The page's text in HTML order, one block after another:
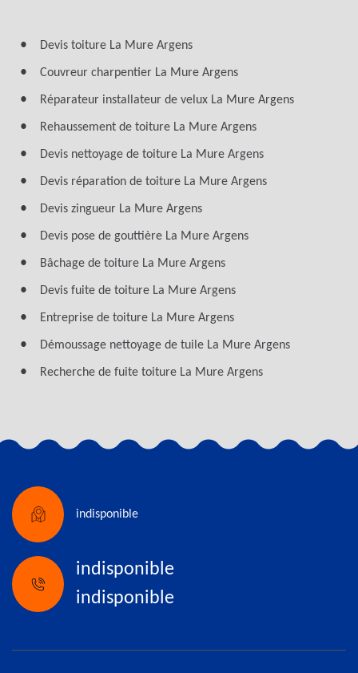
Devis toiture La Mure Argens
Couvreur charpentier La Mure Argens
Réparateur installateur de velux La Mure Argens
Rehaussement de toiture La Mure Argens
Devis nettoyage de toiture La Mure Argens
Devis réparation de toiture La Mure Argens
Devis zingueur La Mure Argens
Devis pose de gouttière La Mure Argens
Bâchage de toiture La Mure Argens
Devis fuite de toiture La Mure Argens
Entreprise de toiture La Mure Argens
Démoussage nettoyage de tuile La Mure Argens
Recherche de fuite toiture La Mure Argens
indisponible
indisponible
indisponible